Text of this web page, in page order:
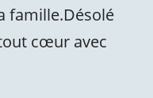
famille.Désolé
cœur avec